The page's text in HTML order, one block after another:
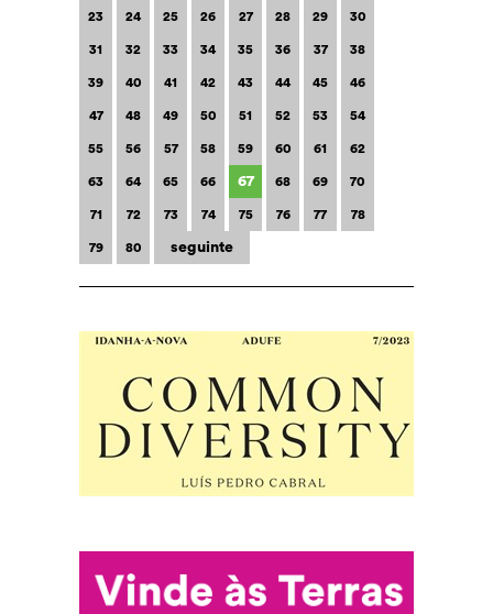
23 24 25 26 27 28 29 30
31 32 33 34 35 36 37 38
39 40 41 42 43 44 45 46
47 48 49 50 51 52 53 54
55 56 57 58 59 60 61 62
63 64 65 66 67 68 69 70
71 72 73 74 75 76 77 78
79 80 seguinte